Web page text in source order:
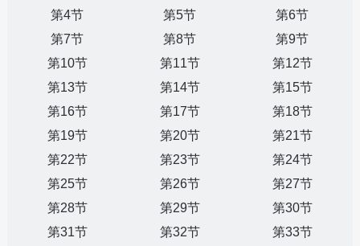
第4节
第5节
第6节
第7节
第8节
第9节
第10节
第11节
第12节
第13节
第14节
第15节
第16节
第17节
第18节
第19节
第20节
第21节
第22节
第23节
第24节
第25节
第26节
第27节
第28节
第29节
第30节
第31节
第32节
第33节